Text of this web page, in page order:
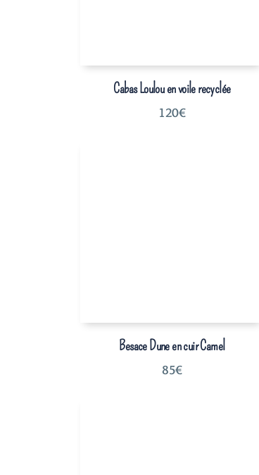
Cabas Loulou en voile recyclée
120€
Besace Dune en cuir Camel
85€